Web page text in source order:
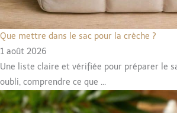
Que mettre dans le sac pour la crèche ?
1 août 2026
Une liste claire et vérifiée pour préparer le
oubli, comprendre ce que ...